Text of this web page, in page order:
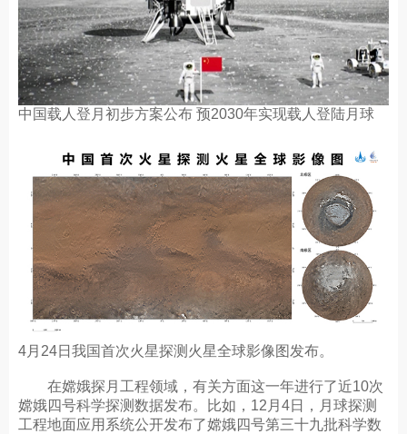
中国载人登月初步方案公布 预2030年实现载人登陆月球
4月24日我国首次火星探测火星全球影像图发布。
在嫦娥探月工程领域，有关方面这一年进行了近10次
嫦娥四号科学探测数据发布。比如，12月4日，月球探测
工程地面应用系统公开发布了嫦娥四号第三十九批科学数